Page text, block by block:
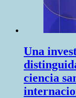
Una
ciencia